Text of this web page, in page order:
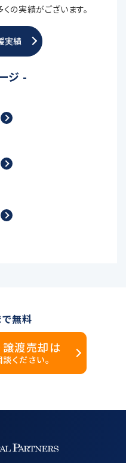
の実績がございます。
実績
ジ -
無料
譲渡売却は
ください。